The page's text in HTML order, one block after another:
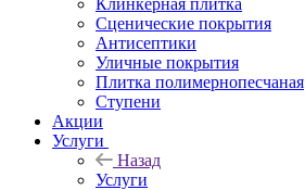
Сценические покрытия
Антисептики
Уличные покрытия
Плитка полимернопесчаная
Ступени
Акции
Услуги
Назад
Услуги